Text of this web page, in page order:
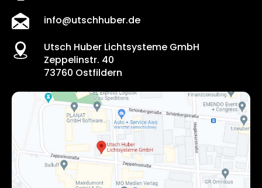
info@utschhuber.de
Utsch Huber Lichtsysteme GmbH
Zeppelinstr. 40
73760 Ostfildern